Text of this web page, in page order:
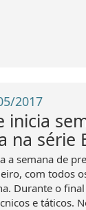
2017
inicia
na série
a semana de
com todos
Durante o
e táticos.